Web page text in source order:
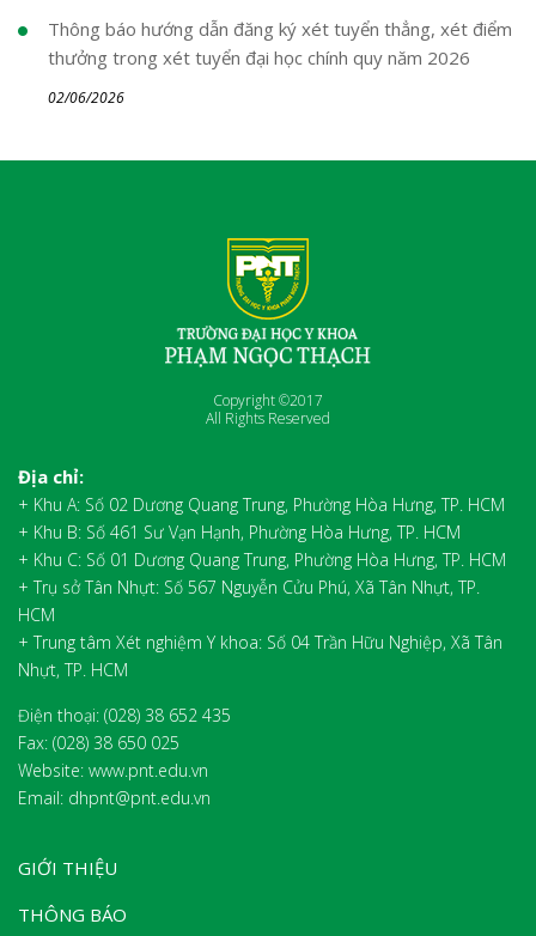
Thông báo hướng dẫn đăng ký xét tuyển thẳng, xét điểm
thưởng trong xét tuyển đại học chính quy năm 2026
02/06/2026
Copyright ©2017
All Rights Reserved
Địa chỉ:
+ Khu A: Số 02 Dương Quang Trung, Phường Hòa Hưng, TP. HCM
+ Khu B: Số 461 Sư Vạn Hạnh, Phường Hòa Hưng, TP. HCM
+ Khu C: Số 01 Dương Quang Trung, Phường Hòa Hưng, TP. HCM
+ Trụ sở Tân Nhựt: Số 567 Nguyễn Cửu Phú, Xã Tân Nhựt, TP.
HCM
+ Trung tâm Xét nghiệm Y khoa: Số 04 Trần Hữu Nghiệp, Xã Tân
Nhựt, TP. HCM
Điện thoại: (028) 38 652 435
Fax: (028) 38 650 025
Website: www.pnt.edu.vn
Email: dhpnt@pnt.edu.vn
GIỚI THIỆU
THÔNG BÁO